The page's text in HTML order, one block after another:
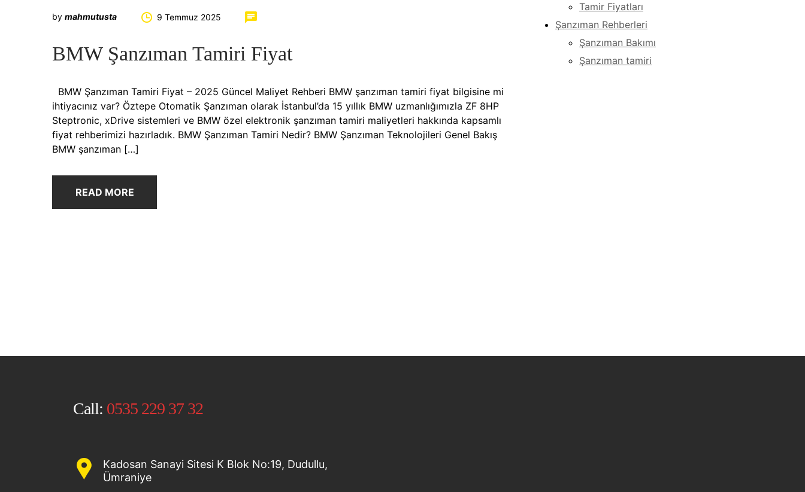
by mahmutusta 9 Temmuz 2025
BMW Şanzıman Tamiri Fiyat
BMW Şanzıman Tamiri Fiyat – 2025 Güncel Maliyet Rehberi BMW şanzıman tamiri fiyat bilgisine mi
ihtiyacınız var? Öztepe Otomatik Şanzıman olarak İstanbul’da 15 yıllık BMW uzmanlığımızla ZF 8HP
Steptronic, xDrive sistemleri ve BMW özel elektronik şanzıman tamiri maliyetleri hakkında kapsamlı
fiyat rehberimizi hazırladık. BMW Şanzıman Tamiri Nedir? BMW Şanzıman Teknolojileri Genel Bakış
BMW şanzıman […]
READ MORE
Tamir Fiyatları
Şanzıman Rehberleri
Şanzıman Bakımı
Şanzıman tamiri
Call: 0535 229 37 32
Kadosan Sanayi Sitesi K Blok No:19, Dudullu,
Ümraniye